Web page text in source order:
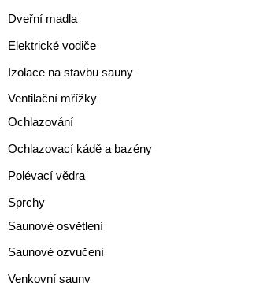
Dveřní madla
Elektrické vodiče
Izolace na stavbu sauny
Ventilační mřížky
Ochlazování
Ochlazovací kádě a bazény
Polévací vědra
Sprchy
Saunové osvětlení
Saunové ozvučení
Venkovní sauny